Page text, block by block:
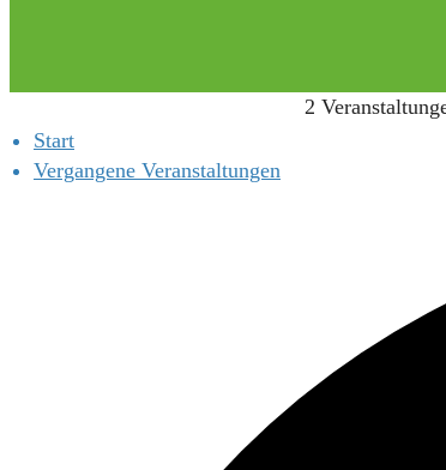
Start
Vergangene Veranstaltungen
2